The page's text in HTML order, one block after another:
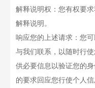
解释说明权：您有权要
解释说明。
响应您的上述请求：您
与我们联系，以随时行
供必要信息以验证您的
的要求回应您行使个人